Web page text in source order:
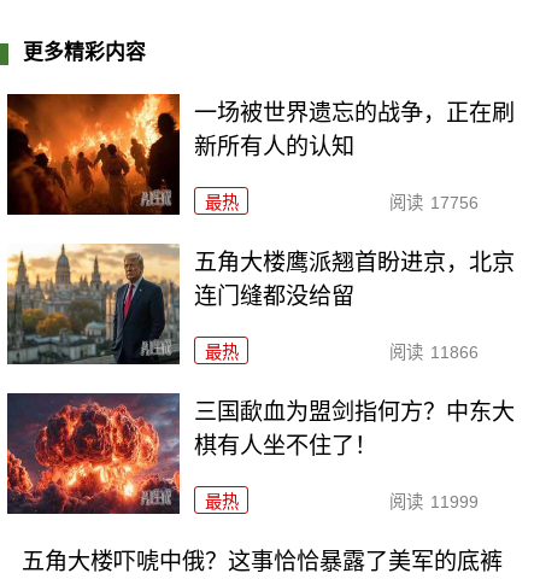
更多精彩内容
一场被世界遗忘的战争，正在刷
新所有人的认知
最热 阅读 17756
五角大楼鹰派翘首盼进京，北京
连门缝都没给留
最热 阅读 11866
三国歃血为盟剑指何方？中东大
棋有人坐不住了！
最热 阅读 11999
五角大楼吓唬中俄？这事恰恰暴露了美军的底裤